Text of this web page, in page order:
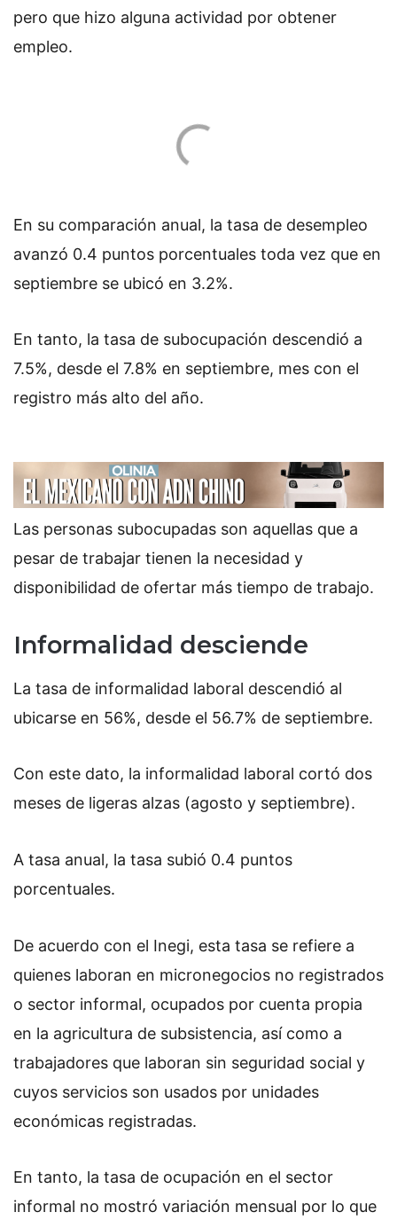
pero que hizo alguna actividad por obtener
empleo.
En su comparación anual, la tasa de desempleo
avanzó 0.4 puntos porcentuales toda vez que en
septiembre se ubicó en 3.2%.
En tanto, la tasa de subocupación descendió a
7.5%, desde el 7.8% en septiembre, mes con el
registro más alto del año.
Las personas subocupadas son aquellas que a
pesar de trabajar tienen la necesidad y
disponibilidad de ofertar más tiempo de trabajo.
Informalidad desciende
La tasa de informalidad laboral descendió al
ubicarse en 56%, desde el 56.7% de septiembre.
Con este dato, la informalidad laboral cortó dos
meses de ligeras alzas (agosto y septiembre).
A tasa anual, la tasa subió 0.4 puntos
porcentuales.
De acuerdo con el Inegi, esta tasa se refiere a
quienes laboran en micronegocios no registrados
o sector informal, ocupados por cuenta propia
en la agricultura de subsistencia, así como a
trabajadores que laboran sin seguridad social y
cuyos servicios son usados por unidades
económicas registradas.
En tanto, la tasa de ocupación en el sector
informal no mostró variación mensual por lo que